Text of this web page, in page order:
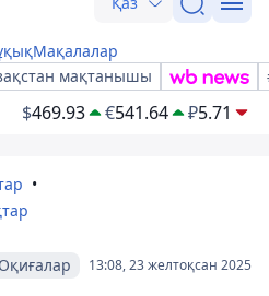
Мақалалар
мақтанышы
$469.93 €541.64 ₽5.71
13:08, 23 желтоқсан 2025
Оқиғалар